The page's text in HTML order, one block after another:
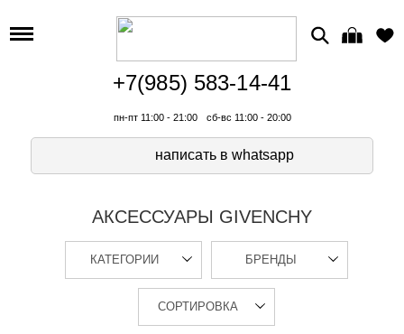
+7(985) 583-14-41
пн-пт 11:00 - 21:00 сб-вс 11:00 - 20:00
написать в whatsapp
АКСЕССУАРЫ GIVENCHY
КАТЕГОРИИ БРЕНДЫ
СОРТИРОВКА